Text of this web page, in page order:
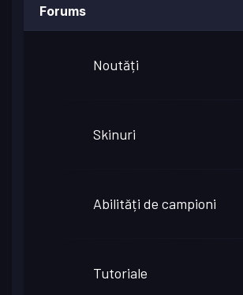
Forums
Noutăți
Skinuri
Abilități de campioni
Tutoriale